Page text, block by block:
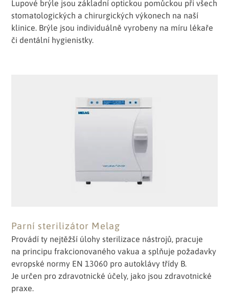
Lupové brýle jsou základní optickou pomůckou při všech
stomatologických a chirurgických výkonech na naší
klinice. Brýle jsou individuálně vyrobeny na míru lékaře
či dentální hygienistky.
Parní sterilizátor Melag
Provádí ty nejtěžší úlohy sterilizace nástrojů, pracuje
na principu frakcionovaného vakua a splňuje požadavky
evropské normy EN 13060 pro autoklávy třídy B.
Je určen pro zdravotnické účely, jako jsou zdravotnické
praxe.